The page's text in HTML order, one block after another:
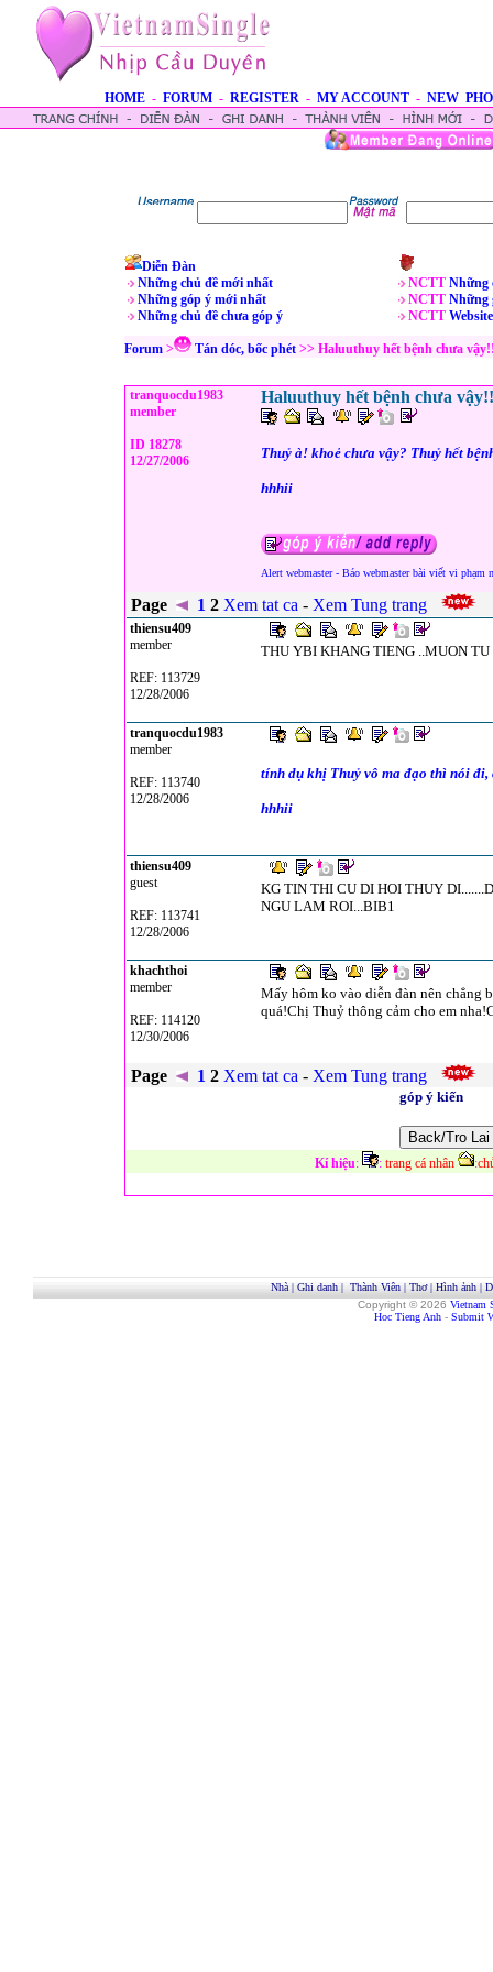
HOME - FORUM - REGISTER - MY ACCOUNT - NEW
Diễn Đàn
Những chủ đề mới nhất
Những góp ý mới nhất
Những chủ đề chưa góp ý
NCTT Những
NCTT Những
NCTT Website
Forum > Tán dóc, bốc phét >> Haluuthuy hết bệnh chưa
tranquocdu1983
member
ID 18278
12/27/2006
Haluuthuy hết bệnh chưa vậy!!
Thuỷ à! khoẻ chưa vậy? Thuỷ hết
hhhii
Alert webmaster - Báo webmaster bài viết vi phạm
Page 1 2 Xem tat ca - Xem Tung trang
thiensu409
member
REF: 113729
12/28/2006
THU YBI KHANG TIENG ..MUON
tranquocdu1983
member
REF: 113740
12/28/2006
tính dụ khị Thuỷ vô ma đạo thì nói
hhhii
thiensu409
guest
REF: 113741
12/28/2006
KG TIN THI CU DI HOI THUY
NGU LAM ROI...BIB1
khachthoi
member
REF: 114120
12/30/2006
Mấy hôm ko vào diễn đàn nên
quá!Chị Thuỷ thông cảm cho em
Page 1 2 Xem tat ca - Xem Tung trang
góp ý kiến
Kí hiệu: : trang cá nhân :
Nhà| Ghi danh| Thành Viên| Thơ| Hình ảnh|
Copyright © 2026 Vietnam
Hoc Tieng Anh - Submit